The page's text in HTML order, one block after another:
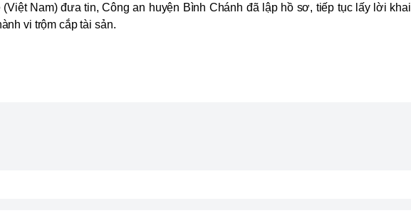
Nam) đưa tin, Công an huyện Bình Chánh đã lập hồ sơ, tiếp tục lấy lời
vi trộm cắp tài sản.